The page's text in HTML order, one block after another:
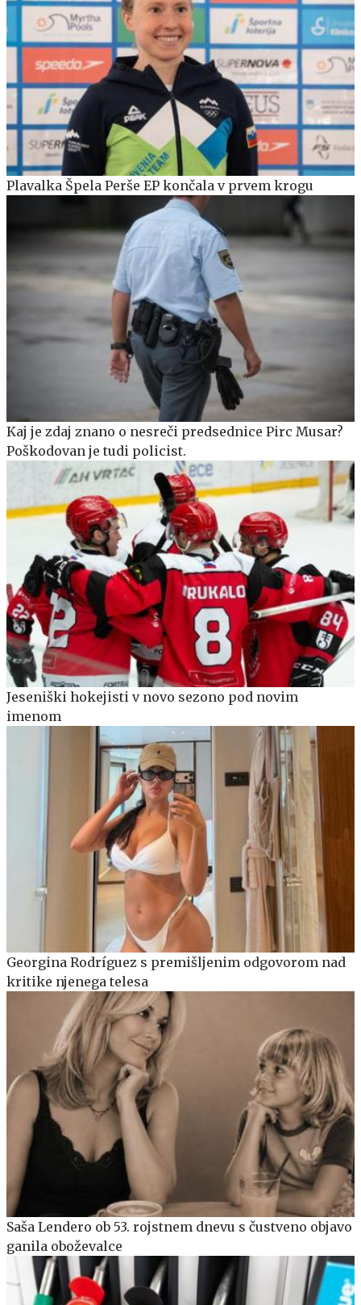
Plavalka Špela Perše EP končala v prvem krogu
Kaj je zdaj znano o nesreči predsednice Pirc Musar?
Poškodovan je tudi policist.
Jeseniški hokejisti v novo sezono pod novim
imenom
Georgina Rodríguez s premišljenim odgovorom nad
kritike njenega telesa
Saša Lendero ob 53. rojstnem dnevu s čustveno objavo
ganila oboževalce